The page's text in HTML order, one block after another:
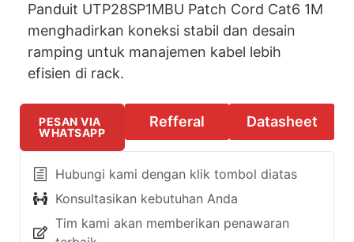
Panduit UTP28SP1MBU Patch Cord Cat6 1M
menghadirkan koneksi stabil dan desain
ramping untuk manajemen kabel lebih
efisien di rack.
PESAN VIA
WHATSAPP
Refferal Datasheet
Hubungi kami dengan klik tombol diatas
Konsultasikan kebutuhan Anda
Tim kami akan memberikan penawaran